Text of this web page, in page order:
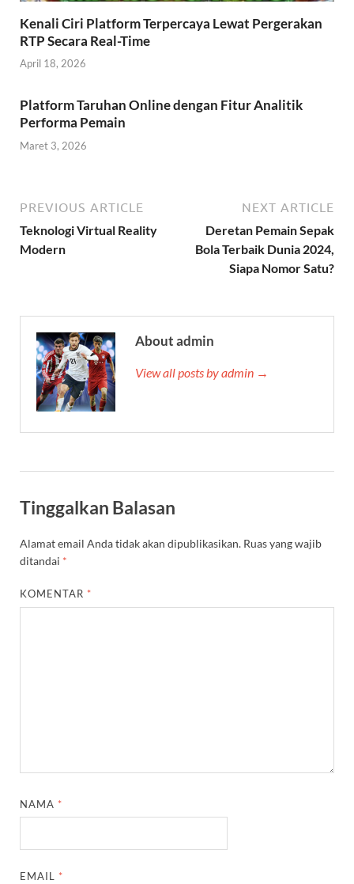
Kenali Ciri Platform Terpercaya Lewat Pergerakan
RTP Secara Real-Time
April 18, 2026
Platform Taruhan Online dengan Fitur Analitik
Performa Pemain
Maret 3, 2026
PREVIOUS ARTICLE
Teknologi Virtual Reality
Modern
NEXT ARTICLE
Deretan Pemain Sepak
Bola Terbaik Dunia 2024,
Siapa Nomor Satu?
About admin
View all posts by admin →
Tinggalkan Balasan
Alamat email Anda tidak akan dipublikasikan. Ruas yang wajib
ditandai *
KOMENTAR *
NAMA *
EMAIL *